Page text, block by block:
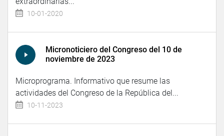
10-01-2020
Micronoticiero del Congreso del 10 de
noviembre de 2023
Microprograma. Informativo que resume las
actividades del Congreso de la República del...
10-11-2023